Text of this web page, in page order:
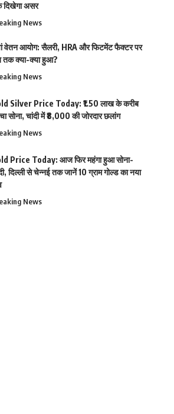
दिखेगा असर
News
वेतन आयोग: सैलरी, HRA और फिटमेंट फैक्टर पर
तक क्या-क्या हुआ?
News
Silver Price Today: ₹1.50 लाख के करीब
सोना, चांदी में ₹8,000 की जोरदार छलांग
News
Price Today: आज फिर महंगा हुआ सोना-
दिल्ली से चेन्नई तक जानें 10 ग्राम गोल्ड का नया
News